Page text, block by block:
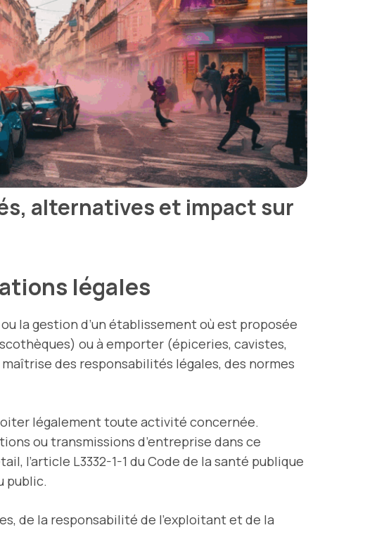
alternatives et impact sur
légales
la gestion d’un établissement où est proposée
ou à emporter (épiceries, cavistes,
des responsabilités légales, des normes
légalement toute activité concernée.
ou transmissions d’entreprise dans ce
l’article L3332-1-1 du Code de la santé publique
public.
de la responsabilité de l’exploitant et de la